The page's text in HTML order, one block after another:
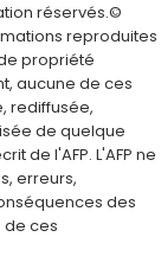
réservés.©
reproduites
propriété
aucune de ces
rediffusée,
de quelque
de l'AFP. L'AFP ne
erreurs,
des
de ces